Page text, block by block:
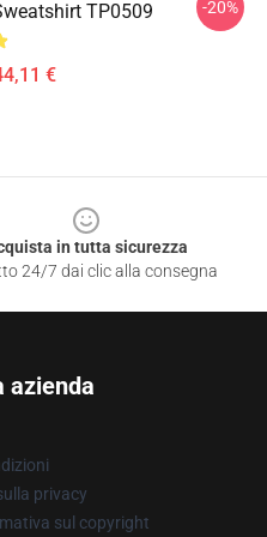
TP0509
€
-20%
in tutta sicurezza
24/7 dai clic alla consegna
azienda
privacy
sul copyright